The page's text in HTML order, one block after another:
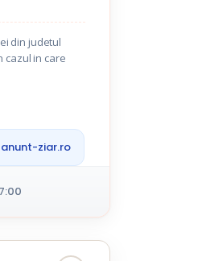
din judetul
cazul in care
ziar.ro